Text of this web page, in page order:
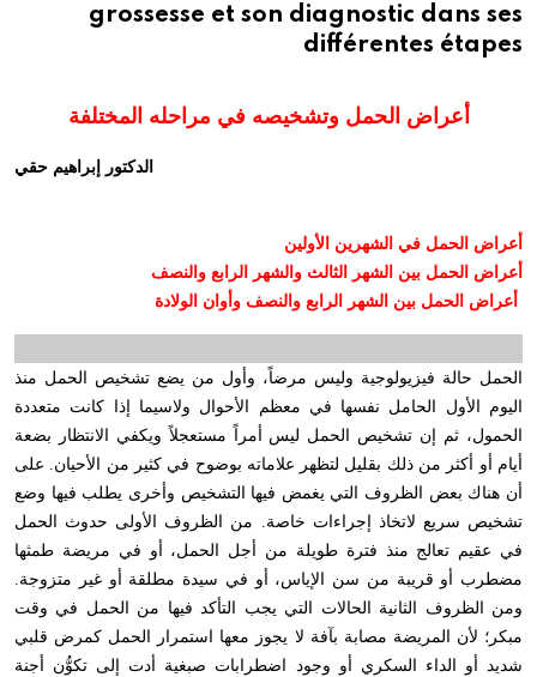
grossesse et son diagnostic dans ses
différentes étapes
أعراض الحمل وتشخيصه في مراحله المختلفة
الدكتور إبراهيم حقي
أعراض الحمل في الشهرين الأولين
أعراض الحمل بين الشهر الثالث والشهر الرابع والنصف
الحمل حالة فيزيولوجية وليس مرضاً، وأول من يضع تشخيص الحمل منذ
اليوم الأول الحامل نفسها في معظم الأحوال ولاسيما إذا كانت متعددة
الحمول، ثم إن تشخيص الحمل ليس أمراً مستعجلاً ويكفي الانتظار بضعة
أيام أو أكثر من ذلك بقليل لتظهر علاماته بوضوح في كثير من الأحيان. على
أن هناك بعض الظروف التي يغمض فيها التشخيص وأخرى يطلب فيها وضع
تشخيص سريع لاتخاذ إجراءات خاصة. من الظروف الأولى حدوث الحمل
في عقيم تعالج منذ فترة طويلة من أجل الحمل، أو في مريضة طمثها
مضطرب أو قريبة من سن الإياس، أو في سيدة مطلقة أو غير متزوجة.
ومن الظروف الثانية الحالات التي يجب التأكد فيها من الحمل في وقت
مبكر؛ لأن المريضة مصابة بآفة لا يجوز معها استمرار الحمل كمرض قلبي
شديد أو الداء السكري أو وجود اضطرابات صبغية أدت إلى تكوُّن أجنة